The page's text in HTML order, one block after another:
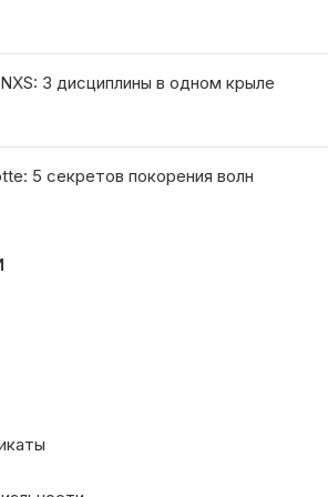
3 дисциплины в одном крыле
5 секретов покорения волн